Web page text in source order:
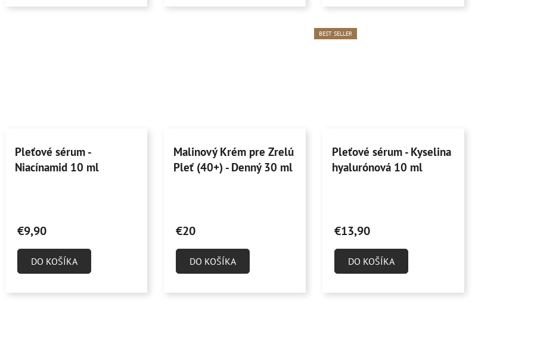
hviezdičiek.
Pleťové sérum -
Niacínamid 10 ml
hodnotenie
produktu
4,9
€9,90
DO KOŠÍKA
Malinový Krém pre Zrelú
Pleť (40+) - Denný 30 ml
hodnotenie
4,9
€20
DO KOŠÍKA
BEST SELLER
Pleťové sérum - Kyselina
hyalurónová 10 ml
hodnotenie
produktu
4,9
€13,90
DO KOŠÍKA